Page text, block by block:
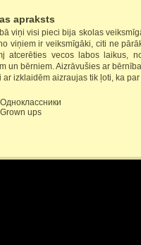
apraksts
viņi visi pieci bija skolas
viņiem ir veiksmīgāki, citi ne
atcerēties vecos labos laikus,
un bērniem. Aizrāvušies ar
ar izklaidēm aizraujas tik ļoti, ka
Одноклассники
Grown ups